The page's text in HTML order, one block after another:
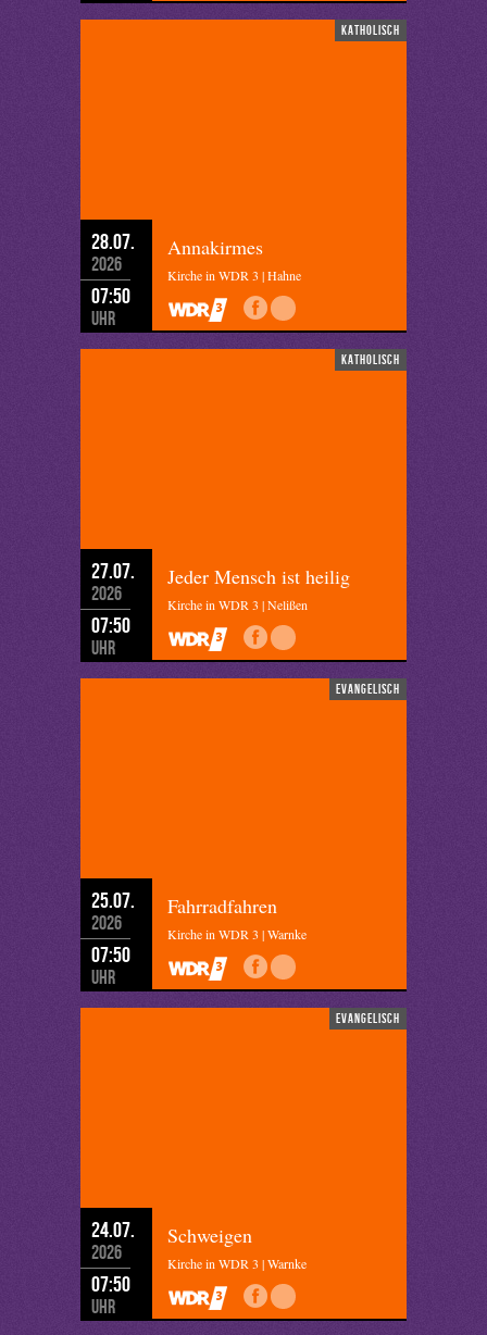
katholisch
28.07.
2026
07:50
Uhr
Annakirmes
Kirche in WDR 3 | Hahne
katholisch
27.07.
2026
07:50
Uhr
Jeder Mensch ist heilig
Kirche in WDR 3 | Nelißen
evangelisch
25.07.
2026
07:50
Uhr
Fahrradfahren
Kirche in WDR 3 | Warnke
evangelisch
24.07.
2026
07:50
Uhr
Schweigen
Kirche in WDR 3 | Warnke